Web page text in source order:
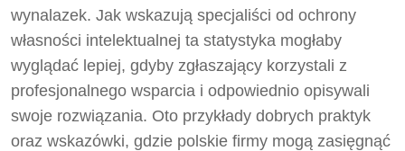
wynalazek. Jak wskazują specjaliści od ochrony
własności intelektualnej ta statystyka mogłaby
wyglądać lepiej, gdyby zgłaszający korzystali z
profesjonalnego wsparcia i odpowiednio opisywali
swoje rozwiązania. Oto przykłady dobrych praktyk
oraz wskazówki, gdzie polskie firmy mogą zasięgnąć